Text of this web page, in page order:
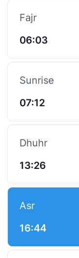
Fajr
06:03
Sunrise
07:12
Dhuhr
13:26
Asr
16:44